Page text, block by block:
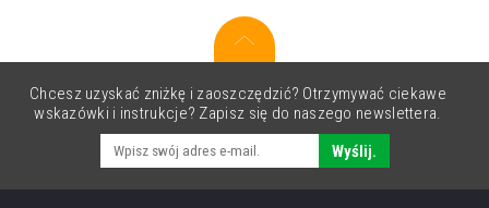
Chcesz uzyskać zniżkę i zaoszczędzić? Otrzymywać ciekawe
wskazówki i instrukcje? Zapisz się do naszego newslettera.
Wyślij.